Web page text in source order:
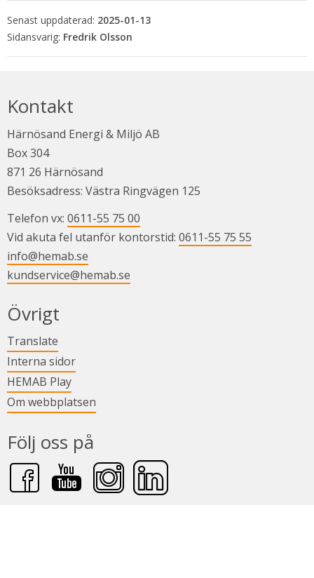
Senast uppdaterad: 2025-01-13
Fredrik Olsson
Kontakt
Härnösand Energi & Miljö AB
Box 304
871 26 Härnösand
Besöksadress: Västra Ringvägen 125
Telefon vx: 0611-55 75 00
Vid akuta fel utanför kontorstid: 0611-55 75 55
info@hemab.se
kundservice@hemab.se
Övrigt
Translate
Interna sidorLänk till annan webbplats.
HEMAB PlayLänk till annan webbplats.
Om webbplatsen
Följ oss på